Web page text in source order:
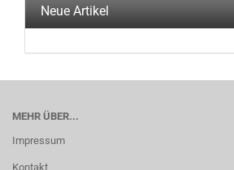
Neue Artikel
MEHR ÜBER...
Impressum
Kontakt